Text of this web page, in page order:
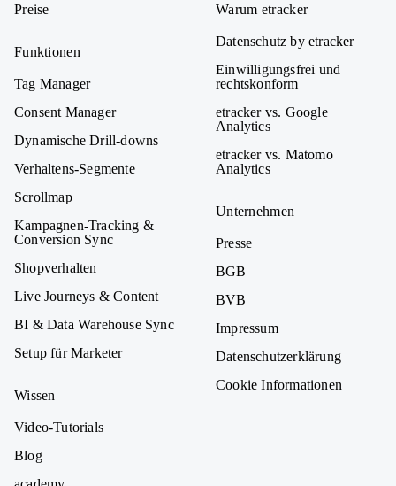
Preise
Funktionen
Tag Manager
Consent Manager
Dynamische Drill-downs
Verhaltens-Segmente
Scrollmap
Kampagnen-Tracking &
Conversion Sync
Shopverhalten
Live Journeys & Content
BI & Data Warehouse Sync
Setup für Marketer
Wissen
Video-Tutorials
Blog
Warum etracker
Datenschutz by etracker
Einwilligungsfrei und
rechtskonform
etracker vs. Google
Analytics
etracker vs. Matomo
Analytics
Unternehmen
Presse
BGB
BVB
Impressum
Datenschutzerklärung
Cookie Informationen